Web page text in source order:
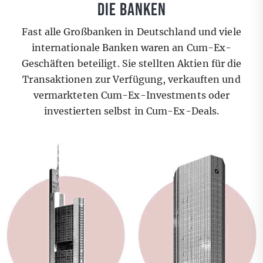
DIE BANKEN
Fast alle Großbanken in Deutschland und viele
internationale Banken waren an Cum-Ex-
Geschäften beteiligt. Sie stellten Aktien für die
Transaktionen zur Verfügung, verkauften und
vermarkteten Cum-Ex-Investments oder
investierten selbst in Cum-Ex-Deals.